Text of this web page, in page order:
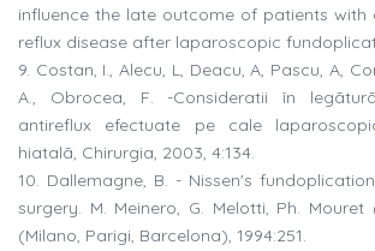
influence the late outcome of patients with
reflux disease after laparoscopic
9. Costan, I., Alecu, L, Deacu, A, Pascu, A,
A., Obrocea, F. -Consideratii în
antireflux efectuate pe cale
hiatalã, Chirurgia, 2003, 4:134.
10. Dallemagne, B. - Nissen's
surgery. M. Meinero, G. Melotti, Ph. Mouret
(Milano, Parigi, Barcelona), 1994:251.